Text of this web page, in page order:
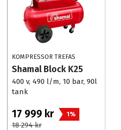
KOMPRESSOR TREFAS
Shamal Block K25
400 v, 490 l/m, 10 bar, 90l
tank
17 999 kr 1%
18 294 kr